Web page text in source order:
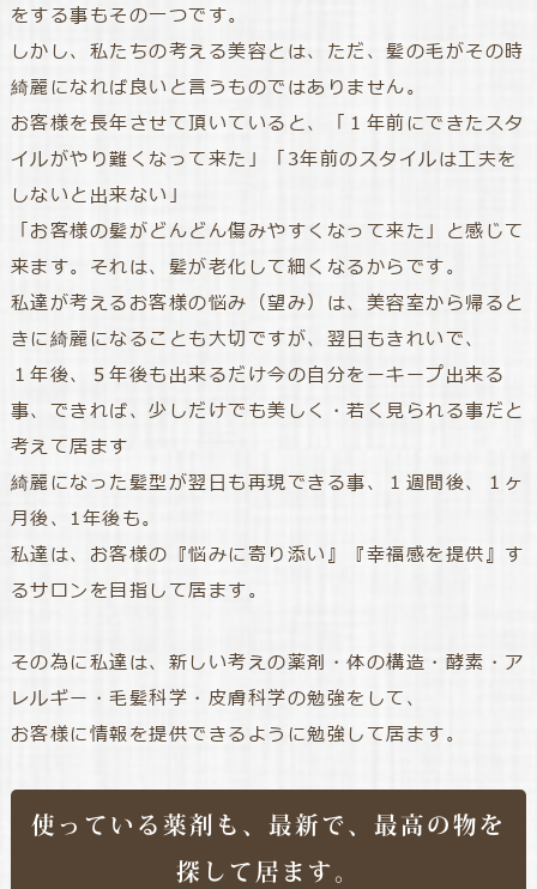
をする事もその一つです。
しかし、私たちの考える美容とは、ただ、髪の毛がその時
綺麗になれば良いと言うものではありません。
お客様を長年させて頂いていると、「１年前にできたスタ
イルがやり難くなって来た」「3年前のスタイルは工夫を
しないと出来ない」
「お客様の髪がどんどん傷みやすくなって来た」と感じて
来ます。それは、髪が老化して細くなるからです。
私達が考えるお客様の悩み（望み）は、美容室から帰ると
きに綺麗になることも大切ですが、翌日もきれいで、
１年後、５年後も出来るだけ今の自分をーキープ出来る
事、できれば、少しだけでも美しく・若く見られる事だと
考えて居ます
綺麗になった髪型が翌日も再現できる事、１週間後、１ヶ
月後、1年後も。
私達は、お客様の『悩みに寄り添い』『幸福感を提供』す
るサロンを目指して居ます。
その為に私達は、新しい考えの薬剤・体の構造・酵素・ア
レルギー・毛髪科学・皮膚科学の勉強をして、
お客様に情報を提供できるように勉強して居ます。
使っている薬剤も、最新で、最高の物を
探して居ます。